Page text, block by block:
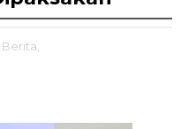
Berita,